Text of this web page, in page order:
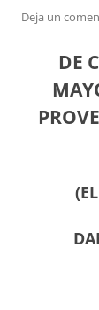
Deja un
DE